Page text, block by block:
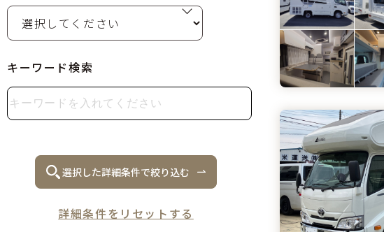
ベンチレーター サイドオーニング
ドラレコ
アルミホイール フォグランプ
フロントエアコン
キーワード検索
選択した詳細条件で絞り込む
詳細条件をリセットする